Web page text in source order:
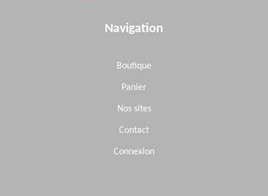
Navigation
Boutique
Panier
Nos sites
Contact
Connexion